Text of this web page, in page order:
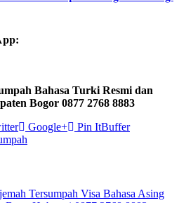
Bahasa Turki Resmi dan
Bogor 0877 2768 8883
Google+ Pin ItBuffer